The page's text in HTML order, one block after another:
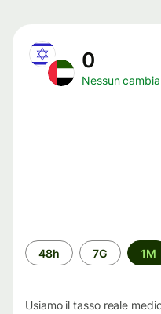
0
Nessun
Periodo
di
48h 7G 1M
Usiamo il tasso reale